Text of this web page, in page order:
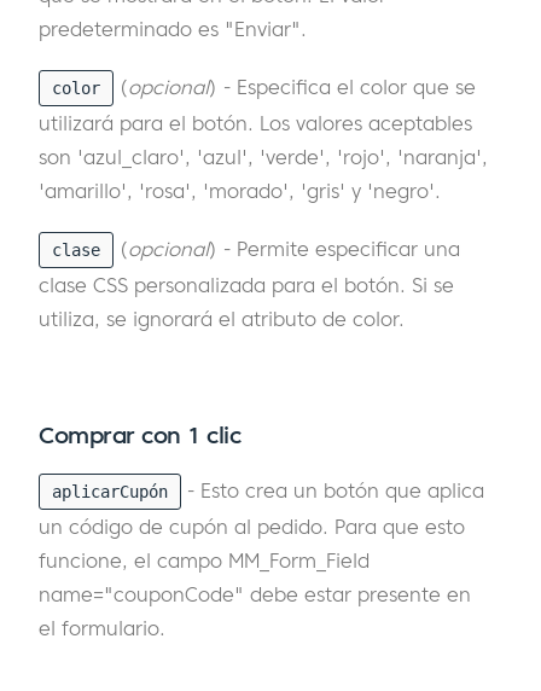
predeterminado es "Enviar".
color (opcional) - Especifica el color que se
utilizará para el botón. Los valores aceptables
son 'azul_claro', 'azul', 'verde', 'rojo', 'naranja',
'amarillo', 'rosa', 'morado', 'gris' y 'negro'.
clase (opcional) - Permite especificar una
clase CSS personalizada para el botón. Si se
utiliza, se ignorará el atributo de color.
Comprar con 1 clic
aplicarCupón
- Esto crea un botón que aplica
un código de cupón al pedido. Para que esto
funcione, el campo MM_Form_Field
name="couponCode" debe estar presente en
el formulario.